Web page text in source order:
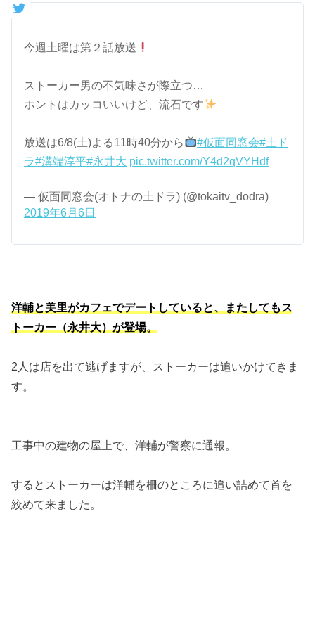
今週土曜は第２話放送
ストーカー男の不気味さが際立つ…
ホントはカッコいいけど、流石です
放送は6/8(土)よる11時40分から #仮面同窓会#土ド
ラ#溝端淳平#永井大 pic.twitter.com/Y4d2qVYHdf
— 仮面同窓会(オトナの土ドラ) (@tokaitv_dodra)
2019年6月6日
洋輔と美里がカフェでデートしていると、またしてもス
トーカー（永井大）が登場。
2人は店を出て逃げますが、ストーカーは追いかけてきま
す。
工事中の建物の屋上で、洋輔が警察に通報。
するとストーカーは洋輔を柵のところに追い詰めて首を
絞めて来ました。